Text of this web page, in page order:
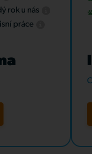
rok u nás
práce